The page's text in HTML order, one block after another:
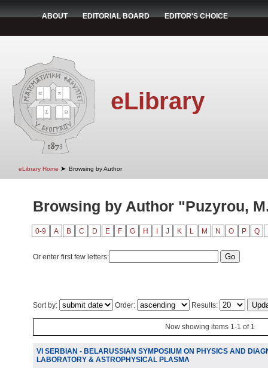
ABOUT EDITORIAL BOARD EDITOR'S CHOICE
eLibrary
eLibrary Home ➤ Browsing by Author
Browsing by Author "Puzyrou,
0-9 A B C D E F G H J K L M N O P Q
Or enter first few letters:
Sort by: Order: Results:
Now showing items 1-1 of 1
VI SERBIAN - BELARUSSIAN SYMPOSIUM ON PHYSICS AND
LABORATORY & ASTROPHYSICAL PLASMA